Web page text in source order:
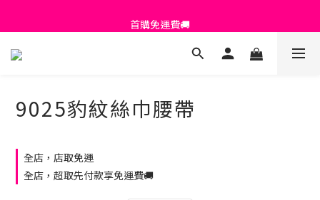
首購免運費🚚
9025豹紋絲巾腰帶
全店，店取免運
全店，超取先付款享免運費🚚